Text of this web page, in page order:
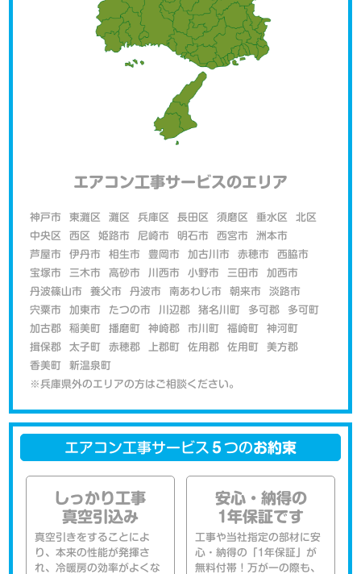
エアコン工事サービスのエリア
神戸市 東灘区 灘区 兵庫区 長田区 須磨区 垂水区
北区
中央区
西区 姫路市 尼崎市 明石市 西宮市
洲本市
芦屋市
伊丹市 相生市 豊岡市 加古川市 赤穂市
西脇市
宝塚市
三木市 高砂市 川西市 小野市 三田市
加西市
丹波篠山市
養父市 丹波市 南あわじ市 朝来市
淡路市
宍粟市
加東市 たつの市 川辺郡 猪名川町 多可郡
多可町
加古郡
稲美町 播磨町 神崎郡 市川町 福崎町
神河町
揖保郡
太子町 赤穂郡 上郡町 佐用郡 佐用町
美方郡
香美町
新温泉町
※兵庫県外のエリアの方はご相談ください。
エアコン工事サービス ５ つのお約束
しっかり工事
真空引込み
真空引きをすることによ
り、本来の性能が発揮さ
れ、冷暖房の効率がよくな
安心・納得の
1年保証です
工事や当社指定の部材に安
心・納得の「1年保証」が
無料付帯！万が一の際も、